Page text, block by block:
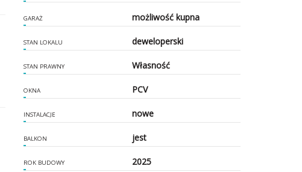
GARAŻ możliwość kupna
STAN LOKALU deweloperski
STAN PRAWNY Własność
OKNA PCV
INSTALACJE nowe
BALKON jest
ROK BUDOWY 2025